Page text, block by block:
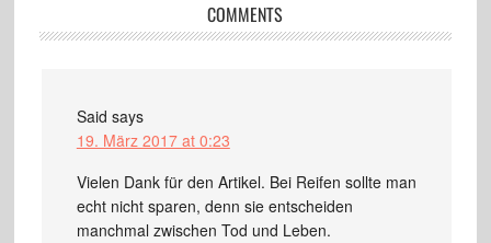
COMMENTS
Said says
19. März 2017 at 0:23
Vielen Dank für den Artikel. Bei Reifen sollte man
echt nicht sparen, denn sie entscheiden
manchmal zwischen Tod und Leben.